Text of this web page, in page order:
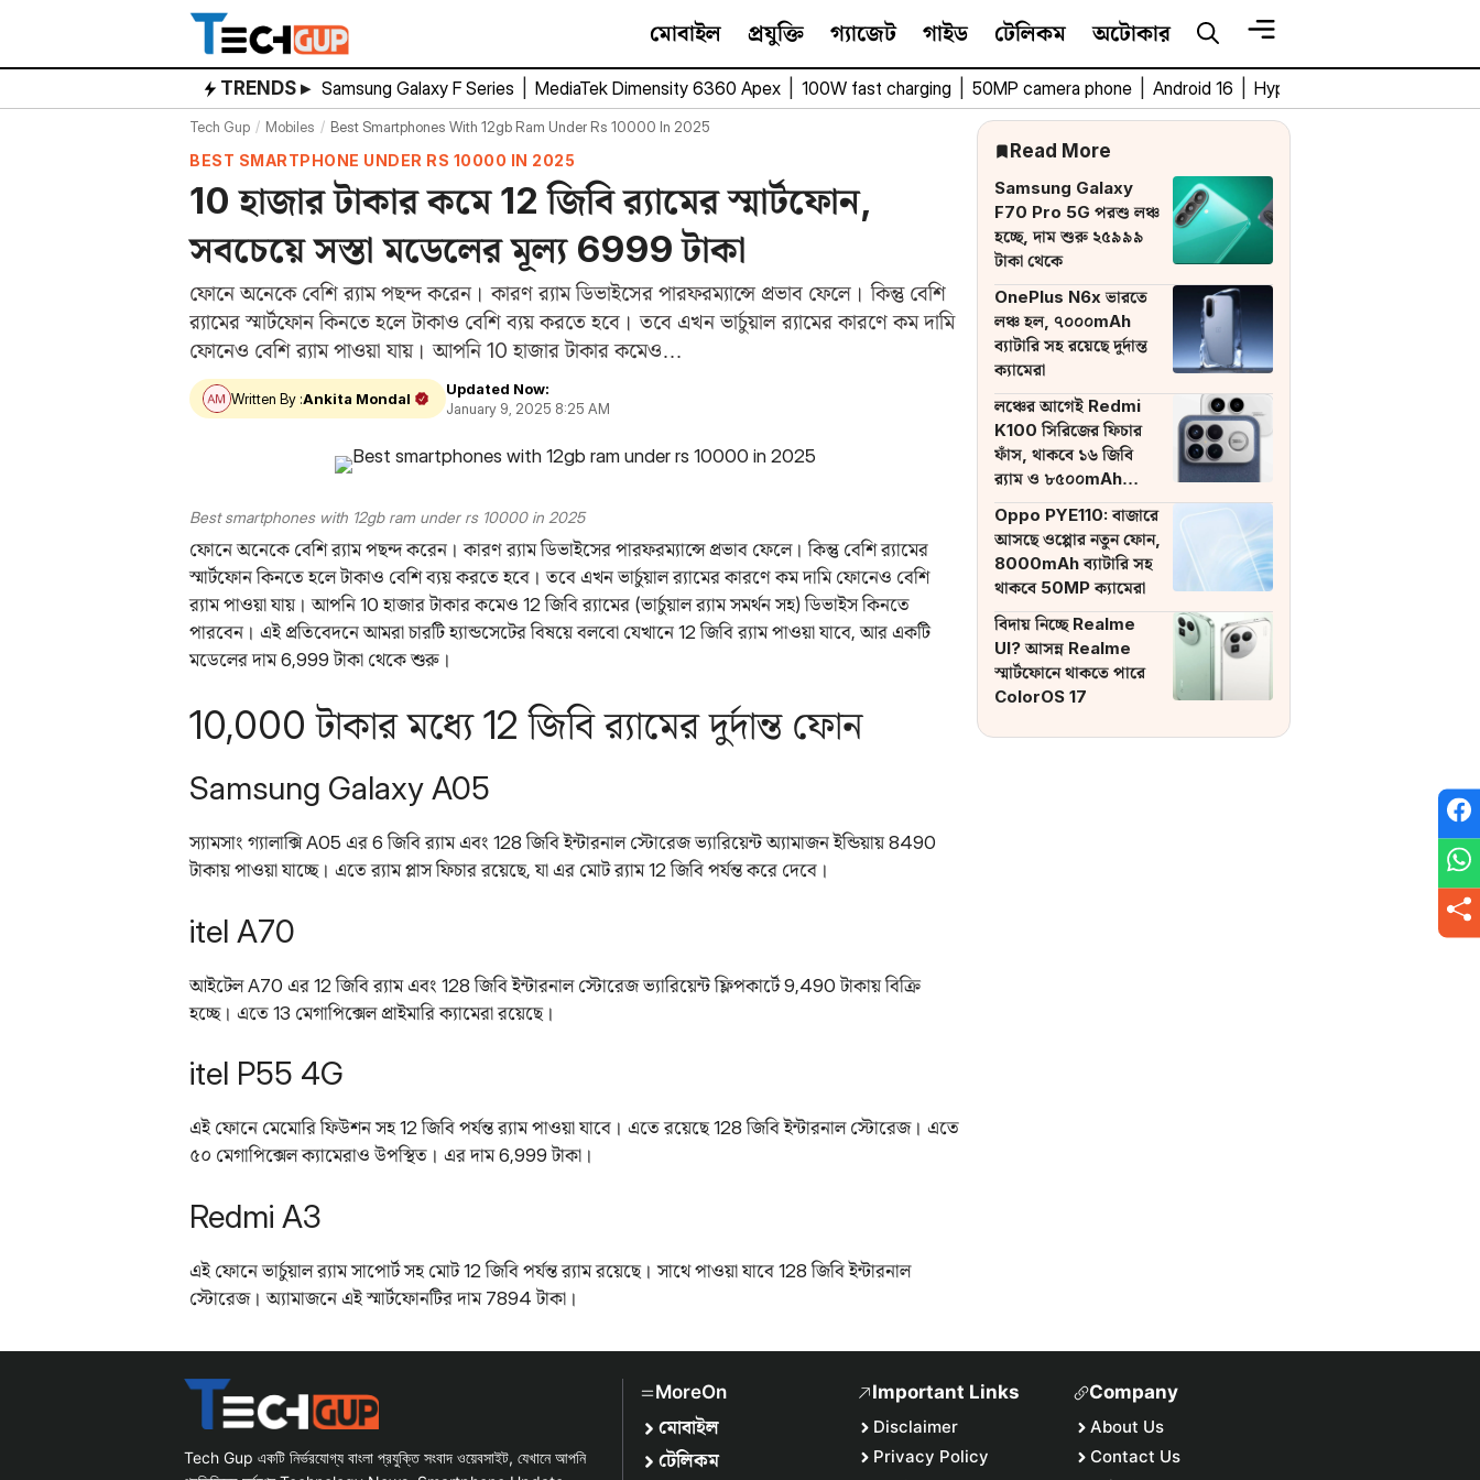
content
মোবাইল প্রযুক্তি গ্যাজেট গাইড টেলিকম অটোকার
TRENDS ▸ Samsung Galaxy F Series MediaTek Dimensity 6360 Apex 100W fast charging 50MP camera phone Android 16 HyperOS 3
Tech Gup Mobiles Best Smartphones With 12gb Ram Under Rs 10000 In 2025
BEST SMARTPHONE UNDER RS 10000 IN 2025
10 হাজার টাকার কমে 12 জিবি র‌্যামের স্মার্টফোন,
সবচেয়ে সস্তা মডেলের মূল্য 6999 টাকা
ফোনে অনেকে বেশি র‌্যাম পছন্দ করেন। কারণ র‌্যাম ডিভাইসের পারফরম্যান্সে প্রভাব ফেলে। কিন্তু বেশি
র‌্যামের স্মার্টফোন কিনতে হলে টাকাও বেশি ব্যয় করতে হবে। তবে এখন ভার্চুয়াল র‌্যামের কারণে কম দামি
ফোনেও বেশি র‌্যাম পাওয়া যায়। আপনি 10 হাজার টাকার কমেও…
Written By :Ankita Mondal
Updated Now:
January 9, 2025 8:25 AM
Best smartphones with 12gb ram under rs 10000 in 2025
ফোনে অনেকে বেশি র‌্যাম পছন্দ করেন। কারণ র‌্যাম ডিভাইসের পারফরম্যান্সে প্রভাব ফেলে। কিন্তু বেশি র‌্যামের
স্মার্টফোন কিনতে হলে টাকাও বেশি ব্যয় করতে হবে। তবে এখন ভার্চুয়াল র‌্যামের কারণে কম দামি ফোনেও বেশি
র‌্যাম পাওয়া যায়। আপনি 10 হাজার টাকার কমেও 12 জিবি র‌্যামের (ভার্চুয়াল র‌্যাম সমর্থন সহ) ডিভাইস কিনতে
পারবেন। এই প্রতিবেদনে আমরা চারটি হ্যান্ডসেটের বিষয়ে বলবো যেখানে 12 জিবি র‌্যাম পাওয়া যাবে, আর একটি
মডেলের দাম 6,999 টাকা থেকে শুরু।
10,000 টাকার মধ্যে 12 জিবি র‌্যামের দুর্দান্ত ফোন
Samsung Galaxy A05
স্যামসাং গ্যালাক্সি A05 এর 6 জিবি র‌্যাম এবং 128 জিবি ইন্টারনাল স্টোরেজ ভ্যারিয়েন্ট অ্যামাজন ইন্ডিয়ায় 8490
টাকায় পাওয়া যাচ্ছে। এতে র‌্যাম প্লাস ফিচার রয়েছে, যা এর মোট র‌্যাম 12 জিবি পর্যন্ত করে দেবে।
itel A70
আইটেল A70 এর 12 জিবি র‌্যাম এবং 128 জিবি ইন্টারনাল স্টোরেজ ভ্যারিয়েন্ট ফ্লিপকার্টে 9,490 টাকায় বিক্রি
হচ্ছে। এতে 13 মেগাপিক্সেল প্রাইমারি ক্যামেরা রয়েছে।
itel P55 4G
এই ফোনে মেমোরি ফিউশন সহ 12 জিবি পর্যন্ত র‌্যাম পাওয়া যাবে। এতে রয়েছে 128 জিবি ইন্টারনাল স্টোরেজ। এতে
৫০ মেগাপিক্সেল ক্যামেরাও উপস্থিত। এর দাম 6,999 টাকা।
Redmi A3
এই ফোনে ভার্চুয়াল র‌্যাম সাপোর্ট সহ মোট 12 জিবি পর্যন্ত র‌্যাম রয়েছে। সাথে পাওয়া যাবে 128 জিবি ইন্টারনাল
স্টোরেজ। অ্যামাজনে এই স্মার্টফোনটির দাম 7894 টাকা।
Read More
Samsung Galaxy
F70 Pro 5G পরশু লঞ্চ
হচ্ছে, দাম শুরু ২৫৯৯৯
টাকা থেকে
OnePlus N6x ভারতে
লঞ্চ হল, ৭০০০mAh
ব্যাটারি সহ রয়েছে দুর্দান্ত
ক্যামেরা
লঞ্চের আগেই Redmi
K100 সিরিজের ফিচার
ফাঁস, থাকবে ১৬ জিবি
র‌্যাম ও ৮৫০০mAh
ব্যাটারি
Oppo PYE110: বাজারে
আসছে ওপ্পোর নতুন ফোন,
8000mAh ব্যাটারি সহ
থাকবে 50MP ক্যামেরা
বিদায় নিচ্ছে Realme
UI? আসন্ন Realme
স্মার্টফোনে থাকতে পারে
ColorOS 17
Tech Gup একটি নির্ভরযোগ্য বাংলা প্রযুক্তি সংবাদ ওয়েবসাইট, যেখানে আপনি
MoreOn
মোবাইল
টেলিকম
Important Links
Disclaimer
Privacy Policy
Company
About Us
Contact Us